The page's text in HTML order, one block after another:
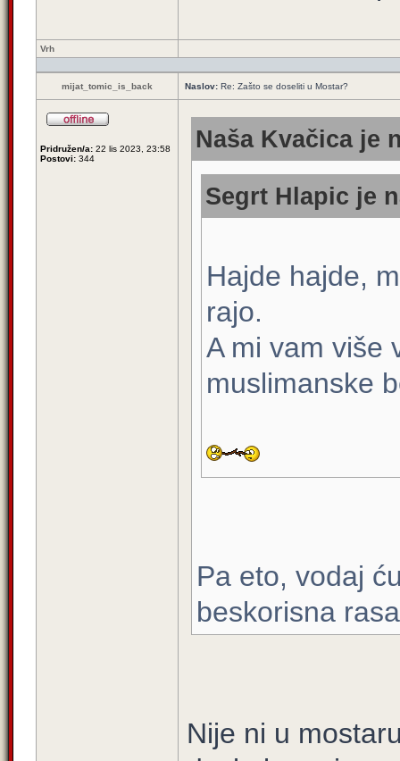
Vrh
mijat_tomic_is_back Naslov: Re: Zašto se doseliti u Mostar?
Pridružen/a: 22 lis 2023, 23:58
Postovi: 344
Naša Kvačica je
Segrt Hlapic je
Hajde hajde,
rajo.
A mi vam više
muslimanske
Pa eto, vodaj
beskorisna
Nije ni u